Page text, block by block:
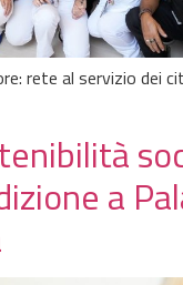
rete al servizio dei
a